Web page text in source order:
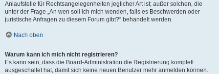
Anlaufstelle für Rechtsangelegenheiten jeglicher Art ist; außer solchen, die
unter der Frage „An wen soll ich mich wenden, falls es Beschwerden oder
juristische Anfragen zu diesem Forum gibt?“ behandelt werden.
Nach oben
Warum kann ich mich nicht registrieren?
Es kann sein, dass die Board-Administration die Registrierung komplett
ausgeschaltet hat, damit sich keine neuen Benutzer mehr anmelden können.